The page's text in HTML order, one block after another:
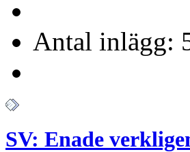
Antal inlägg:
SV: Enade